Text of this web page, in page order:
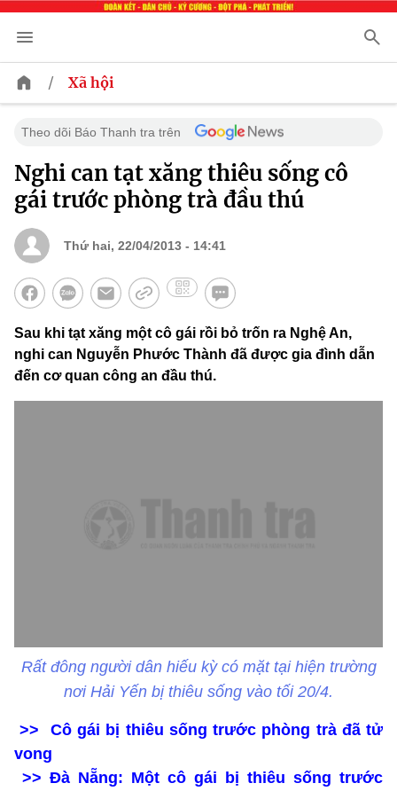
/ Xã hội
Theo dõi Báo Thanh tra trên
Nghi can tạt xăng thiêu sống cô
gái trước phòng trà đầu thú
Thứ hai, 22/04/2013 - 14:41
Sau khi tạt xăng một cô gái rồi bỏ trốn ra Nghệ An,
nghi can Nguyễn Phước Thành đã được gia đình dẫn
đến cơ quan công an đầu thú.
Rất đông người dân hiếu kỳ có mặt tại hiện trường
nơi Hải Yến bị thiêu sống vào tối 20/4.
>> Cô gái bị thiêu sống trước phòng trà đã tử
vong
>> Đà Nẵng: Một cô gái bị thiêu sống trước